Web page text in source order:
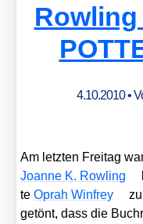
4.10.2010•
Am letz­ten Frei­tag
Joan­ne K. Row­ling
teOprah Win­frey
getönt, dass die